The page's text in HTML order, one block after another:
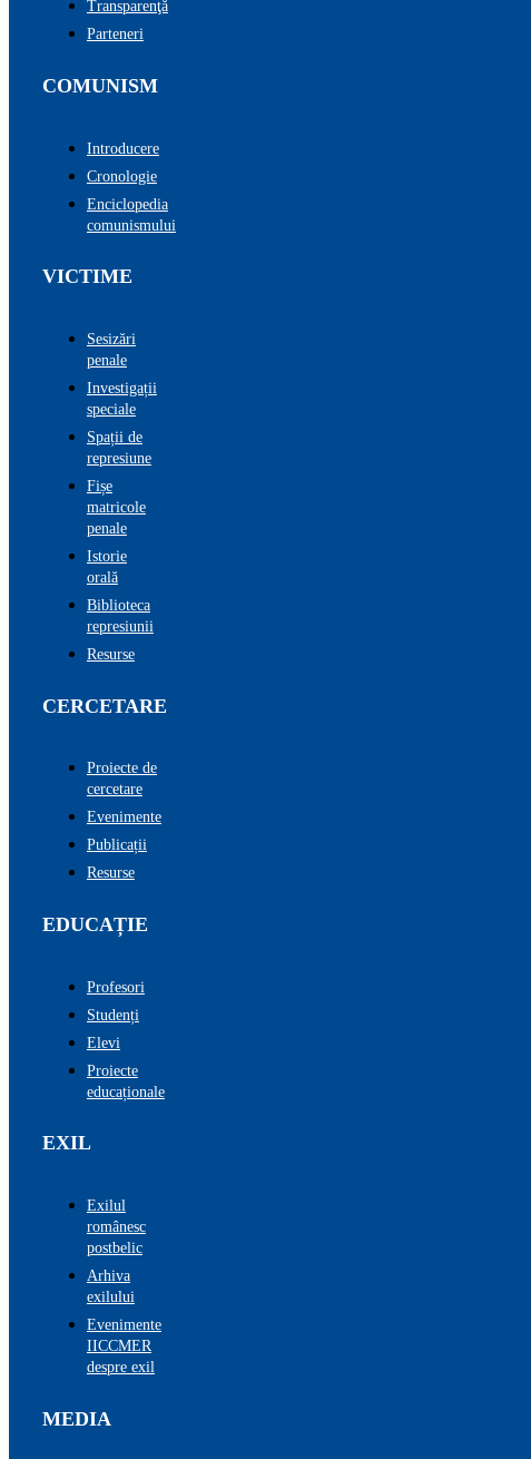
Transparenţă
Parteneri
COMUNISM
Introducere
Cronologie
Enciclopedia
comunismului
VICTIME
Sesizări
penale
Investigații
speciale
Spații de
represiune
Fișe
matricole
penale
Istorie
orală
Biblioteca
represiunii
Resurse
CERCETARE
Proiecte de
cercetare
Evenimente
Publicații
Resurse
EDUCAȚIE
Profesori
Studenți
Elevi
Proiecte
educaționale
EXIL
Exilul
românesc
postbelic
Arhiva
exilului
Evenimente
IICCMER
despre exil
MEDIA